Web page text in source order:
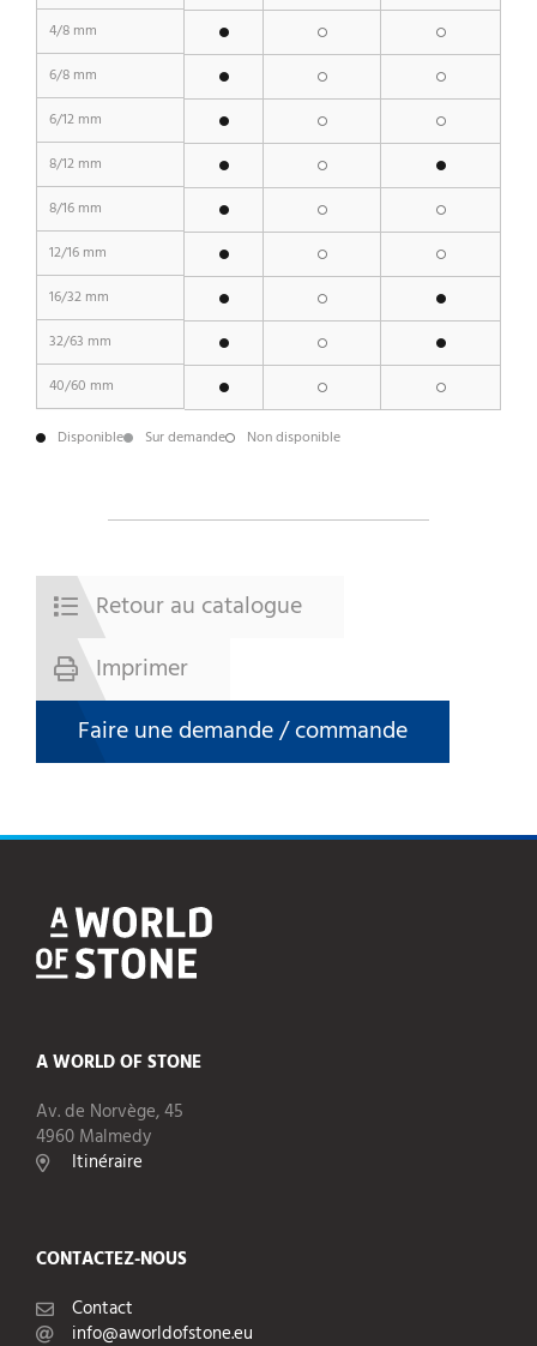
4/8 mm
6/8 mm
6/12 mm
8/12 mm
8/16 mm
12/16 mm
16/32 mm
32/63 mm
40/60 mm
Disponible Sur demande Non disponible
Retour au catalogue
Imprimer
Faire une demande / commande
A WORLD OF STONE
Av. de Norvège, 45
4960 Malmedy
Itinéraire
CONTACTEZ-NOUS
Contact
info@aworldofstone.eu